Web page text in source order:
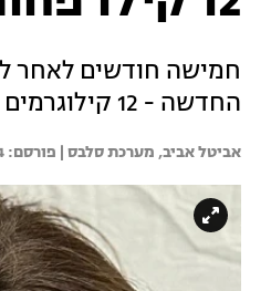
חמישה חודשים לאחר
החדשה - 12 קילוגרמים פחות, בדיוק כפי שהבטיחה לעצמה. צפו
אביטל אביב, מערכת סלבס |